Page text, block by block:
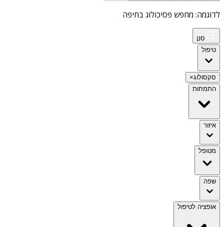
לדוגמה: מחפש פסיכולוג בחיפה
סנן
טיפול
סקסולוג×
התמחות
איזור
מטופל
שפה
אופציה לטיפול